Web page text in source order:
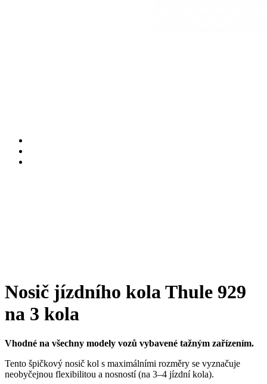
Nosič jízdního kola Thule 929
na 3 kola
Vhodné na všechny modely vozů vybavené tažným zařízením.
Tento špičkový nosič kol s maximálními rozměry se vyznačuje
neobyčejnou flexibilitou a nosností (na 3–4 jízdní kola).